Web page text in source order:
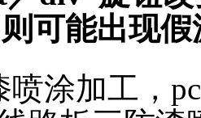
可能出现